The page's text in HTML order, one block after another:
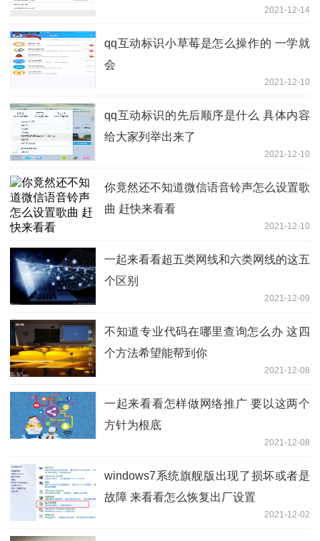
2021-12-14
qq互动标识小草莓是怎么操作的 一学就
会
2021-12-10
qq互动标识的先后顺序是什么 具体内容
给大家列举出来了
2021-12-10
你竟然还不知道微信语音铃声怎么设置歌
曲 赶快来看看
2021-12-10
一起来看看超五类网线和六类网线的这五
个区别
2021-12-09
不知道专业代码在哪里查询怎么办 这四
个方法希望能帮到你
2021-12-08
一起来看看怎样做网络推广 要以这两个
方针为根底
2021-12-08
windows7系统旗舰版出现了损坏或者是
故障 来看看怎么恢复出厂设置
2021-12-02